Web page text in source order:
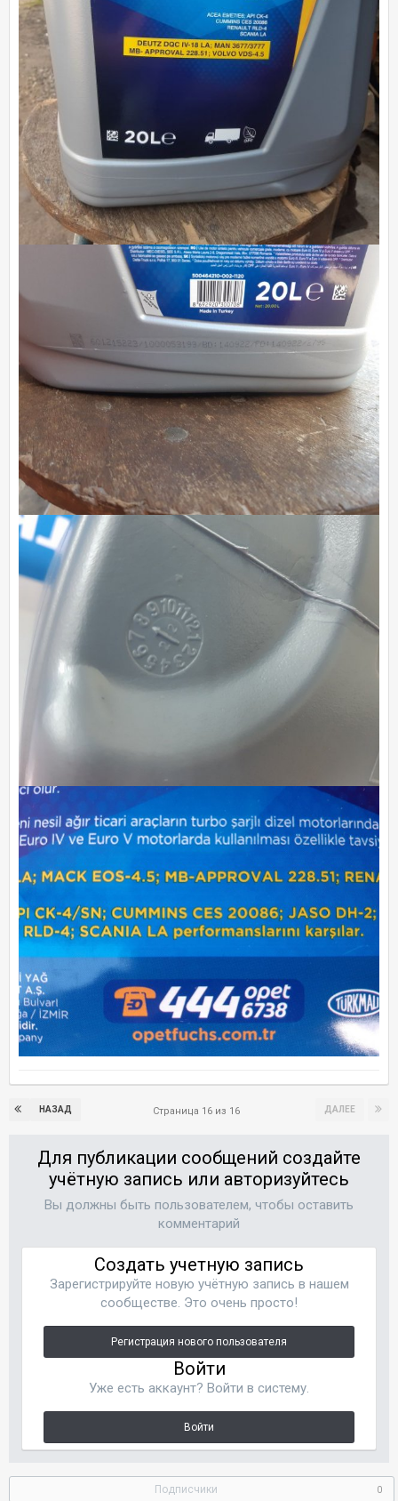
НАЗАД ДАЛЕЕ
Страница 16 из 16
Для публикации сообщений создайте
учётную запись или авторизуйтесь
Вы должны быть пользователем, чтобы оставить
комментарий
Создать учетную запись
Зарегистрируйте новую учётную запись в нашем
сообществе. Это очень просто!
Регистрация нового пользователя
Войти
Уже есть аккаунт? Войти в систему.
Войти
Подписчики 0